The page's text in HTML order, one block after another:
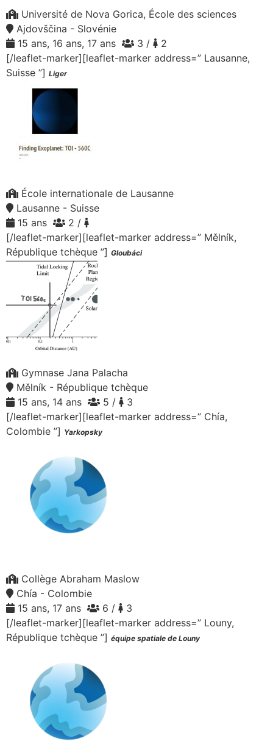
Université de Nova Gorica, École des sciences
Ajdovščina - Slovénie
15 ans, 16 ans, 17 ans
3 /
2
[/leaflet-marker][leaflet-marker address=” Lausanne,
Suisse ”] Liger
École internationale de Lausanne
Lausanne - Suisse
15 ans
2 /
[/leaflet-marker][leaflet-marker address=” Mělník,
République tchèque ”] Gloubáci
Gymnase Jana Palacha
Mělník - République tchèque
15 ans, 14 ans
5 /
3
[/leaflet-marker][leaflet-marker address=” Chía,
Colombie ”] Yarkopsky
Collège Abraham Maslow
Chía - Colombie
15 ans, 17 ans
6 /
3
[/leaflet-marker][leaflet-marker address=” Louny,
République tchèque ”] équipe spatiale de Louny